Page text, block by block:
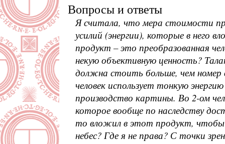
Вопросы и ответы
Я считала, что мера стоимости
усилий (энергии), которые в него
продукт – это преобразованная
некую объективную ценность?
должна стоить больше, чем номер
человек использует тонкую
производство картины. Во 2-ом
которое вообще по наследству
то вложил в этот продукт,
небес? Где я не права? С точки